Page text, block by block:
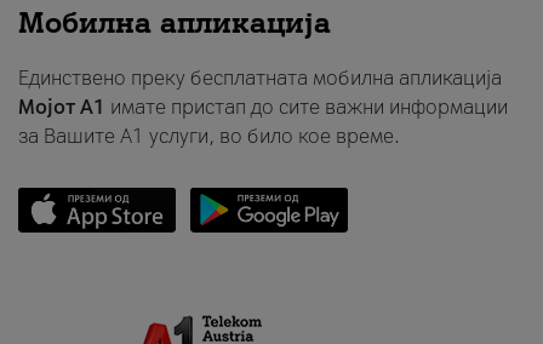
Мобилна апликација
Единствено преку бесплатната мобилна апликација
Мојот A1 имате пристап до сите важни информации
за Вашите A1 услуги, во било кое време.